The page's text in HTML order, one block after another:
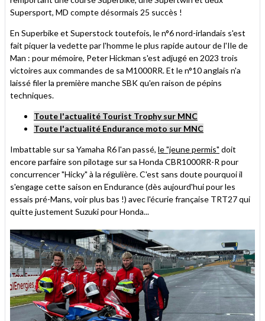
Supersport, MD compte désormais 25 succès !
En Superbike et Superstock toutefois, le n°6 nord-irlandais s'est
fait piquer la vedette par l'homme le plus rapide autour de l'Ile de
Man : pour mémoire, Peter Hickman s'est adjugé en 2023 trois
victoires aux commandes de sa M1000RR. Et le n°10 anglais n'a
laissé filer la première manche SBK qu'en raison de pépins
techniques.
Toute l'actualité Tourist Trophy sur MNC
Toute l'actualité Endurance moto sur MNC
Imbattable sur sa Yamaha R6 l'an passé, le "jeune permis" doit
encore parfaire son pilotage sur sa Honda CBR1000RR-R pour
concurrencer "Hicky" à la régulière. C'est sans doute pourquoi il
s'engage cette saison en Endurance (dès aujourd'hui pour les
essais pré-Mans, voir plus bas !) avec l'écurie française TRT27 qui
quitte justement Suzuki pour Honda...